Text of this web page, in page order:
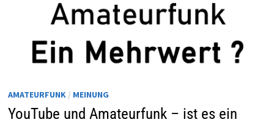
AMATEURFUNK/ MEINUNG
YouTube und Amateurfunk – ist es ein